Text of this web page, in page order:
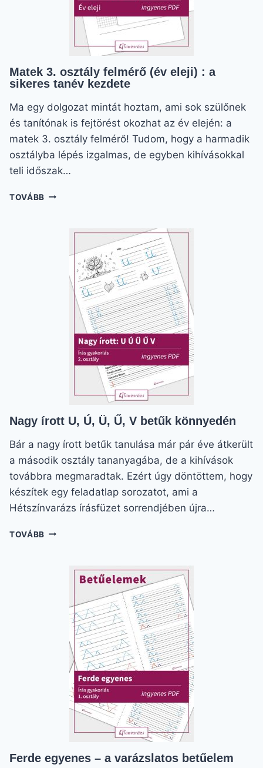
Matek 3. osztály felmérő (év eleji) : a
sikeres tanév kezdete
Ma egy dolgozat mintát hoztam, ami sok szülőnek
és tanítónak is fejtörést okozhat az év elején: a
matek 3. osztály felmérő! Tudom, hogy a harmadik
osztályba lépés izgalmas, de egyben kihívásokkal
teli időszak…
TOVÁBB MATEK
FELMÉRŐ
ELEJI)
SIKERES
KEZDETE
Nagy írott U, Ú, Ü, Ű, V betűk könnyedén
Bár a nagy írott betűk tanulása már pár éve átkerült
a második osztály tananyagába, de a kihívások
továbbra megmaradtak. Ezért úgy döntöttem, hogy
készítek egy feladatlap sorozatot, ami a
Hétszínvarázs írásfüzet sorrendjében újra…
TOVÁBB NAGY
BETŰK
KÖNNYEDÉN
Ferde egyenes – a varázslatos betűelem